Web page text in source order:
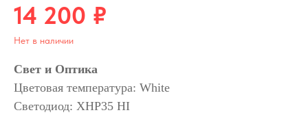
14 200 ₽
Нет в наличии
Свет и Оптика
Цветовая температура: White
Светодиод: XHP35 HI